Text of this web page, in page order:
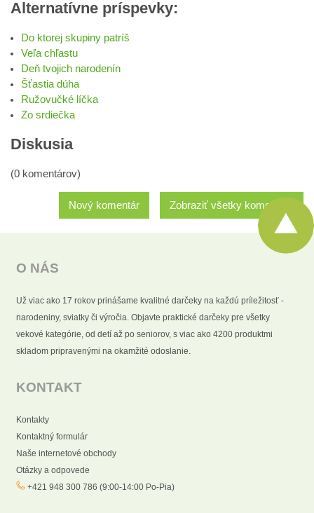
Alternatívne príspevky:
Do ktorej skupiny patríš
Veľa chľastu
Deň tvojich narodenín
Šťastia dúha
Ružovučké líčka
Zo srdiečka
Diskusia
(0 komentárov)
Zobraziť všetky komentáre
Nový komentár
O NÁS
Už viac ako 17 rokov prinášame kvalitné darčeky na každú príležitosť -
narodeniny, sviatky či výročia. Objavte praktické darčeky pre všetky
vekové kategórie, od detí až po seniorov, s viac ako 4200 produktmi
skladom pripravenými na okamžité odoslanie.
KONTAKT
Kontakty
Kontaktný formulár
Naše internetové obchody
Otázky a odpovede
+421 948 300 786 (9:00-14:00 Po-Pia)